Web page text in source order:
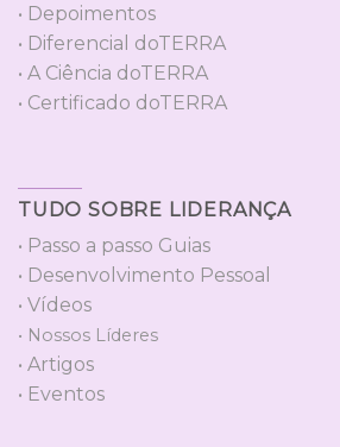
• Depoimentos
• Diferencial doTERRA
• A Ciência doTERRA
• Certificado doTERRA
TUDO SOBRE LIDERANÇA
• Passo a passo Guias
• Desenvolvimento Pessoal
• Vídeos
• Nossos Líderes
• Artigos
• Eventos